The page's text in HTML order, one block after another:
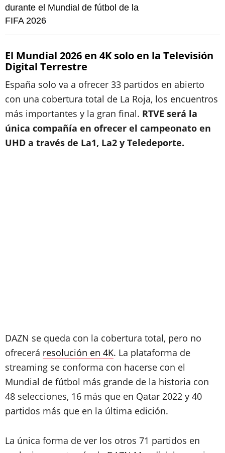
durante el Mundial de fútbol de la
FIFA 2026
El Mundial 2026 en 4K solo en la Televisión
Digital Terrestre
España solo va a ofrecer 33 partidos en abierto
con una cobertura total de La Roja, los encuentros
más importantes y la gran final. RTVE será la
única compañía en ofrecer el campeonato en
UHD a través de La1, La2 y Teledeporte.
DAZN se queda con la cobertura total, pero no
ofrecerá resolución en 4K. La plataforma de
streaming se conforma con hacerse con el
Mundial de fútbol más grande de la historia con
48 selecciones, 16 más que en Qatar 2022 y 40
partidos más que en la última edición.
La única forma de ver los otros 71 partidos en